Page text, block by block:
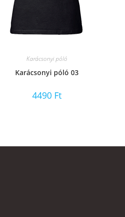
Karácsonyi póló
Karácsonyi póló 03
4490 Ft